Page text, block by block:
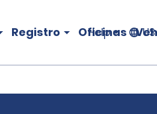
Registro Oficinas
Help